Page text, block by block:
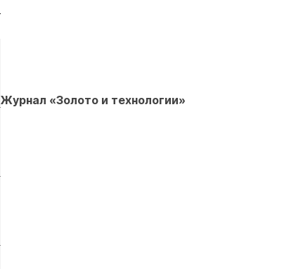
Журнал «Золото и технологии»